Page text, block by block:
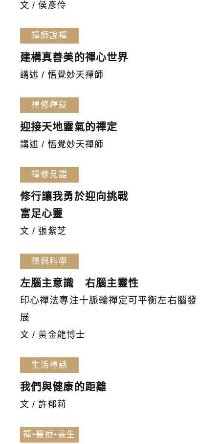
文 / 侯彥伶
禪師說禪
建構真善美的禪心世界
講述 / 悟覺妙天禪師
禪修釋疑
迎接天地靈氣的禪定
講述 / 悟覺妙天禪師
禪修見證
修行讓我勇於迎向挑戰
富足心靈
文 / 張紫芝
禪與科學
左腦主意識 右腦主靈性
印心禪法專注十脈輪禪定可平衡左右腦發
展
文 / 黃金龍博士
生活禪話
我們與健康的距離
文 / 許郁莉
禪•醫療•養生